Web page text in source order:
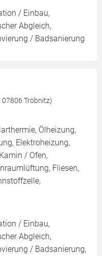
/ Einbau,
Abgleich,
/ Badsanierung
07806 Tröbnitz)
Ölheizung,
Elektroheizung,
/ Ofen,
Fliesen,
/ Einbau,
Abgleich,
/ Badsanierung,